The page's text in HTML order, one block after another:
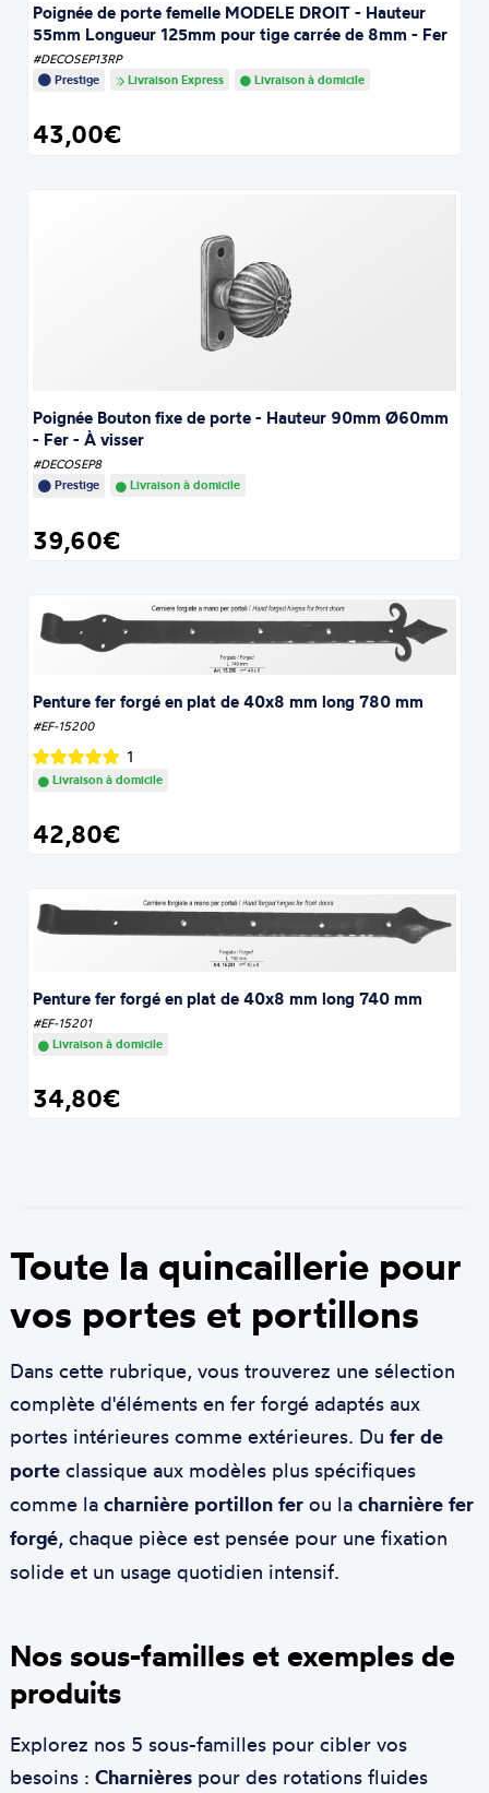
Poignée de porte femelle MODELE DROIT - Hauteur
55mm Longueur 125mm pour tige carrée de 8mm - Fer
#DECOSEP13RP
Prestige
Livraison Express Livraison à domicile
43,00€
Poignée Bouton fixe de porte - Hauteur 90mm Ø60mm
- Fer - À visser
#DECOSEP8
Prestige
Livraison à domicile
39,60€
Penture fer forgé en plat de 40x8 mm long 780 mm
#EF-15200
1
Livraison à domicile
42,80€
Penture fer forgé en plat de 40x8 mm long 740 mm
#EF-15201
Livraison à domicile
34,80€
Toute la quincaillerie pour
vos portes et portillons
Dans cette rubrique, vous trouverez une sélection
complète d'éléments en fer forgé adaptés aux
portes intérieures comme extérieures. Du fer de
porteclassique aux modèles plus spécifiques
comme la charnière portillon ferou la charnière fer
forgé, chaque pièce est pensée pour une fixation
solide et un usage quotidien intensif.
Nos sous-familles et exemples de
produits
Explorez nos 5 sous-familles pour cibler vos
besoins : Charnièrespour des rotations fluides